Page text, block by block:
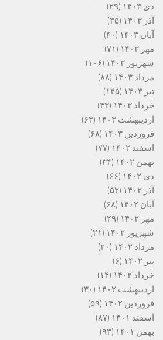
دی ۱۴۰۳
(۲۹)
آذر ۱۴۰۳
(۳۵)
آبان ۱۴۰۳
(۴۰)
مهر ۱۴۰۳
(۷۱)
شهریور ۱۴۰۳
(۱۰۶)
مرداد ۱۴۰۳
(۸۸)
تیر ۱۴۰۳
(۱۴۵)
خرداد ۱۴۰۳
(۴۳)
اردیبهشت ۱۴۰۳
(۶۳)
فروردین ۱۴۰۳
(۶۸)
اسفند ۱۴۰۲
(۷۷)
بهمن ۱۴۰۲
(۳۴)
دی ۱۴۰۲
(۶۶)
آذر ۱۴۰۲
(۵۲)
آبان ۱۴۰۲
(۶۸)
مهر ۱۴۰۲
(۲۹)
شهریور ۱۴۰۲
(۲۱)
مرداد ۱۴۰۲
(۲۰)
تیر ۱۴۰۲
(۶)
خرداد ۱۴۰۲
(۱۴)
اردیبهشت ۱۴۰۲
(۳۰)
فروردین ۱۴۰۲
(۵۹)
اسفند ۱۴۰۱
(۸۷)
بهمن ۱۴۰۱
(۹۳)